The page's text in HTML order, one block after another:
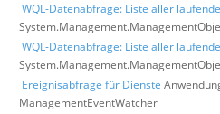
WQL-Datenabfrage: Liste aller
WQL-Datenabfrage: Liste aller
Ereignisabfrage für Dienste
ManagementEventWatcher